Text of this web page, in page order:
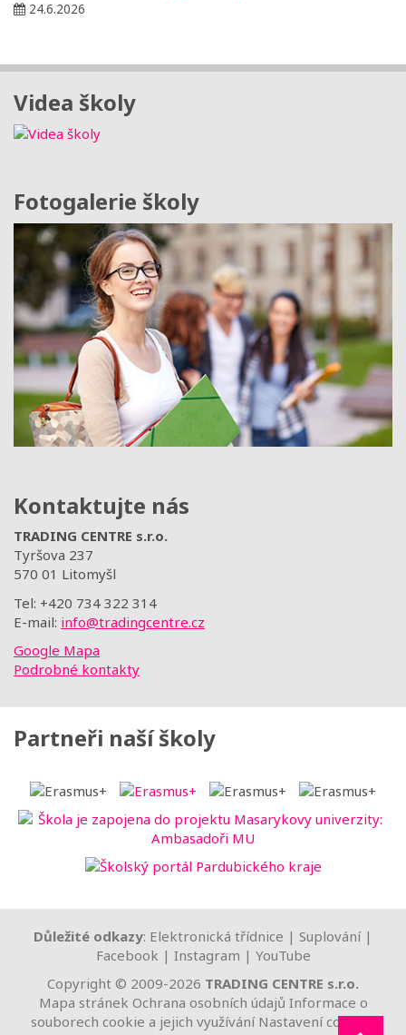
24.6.2026
Videa školy
Fotogalerie školy
Kontaktujte nás
TRADING CENTRE s.r.o.
Tyršova 237
570 01 Litomyšl
Tel: +420 734 322 314
E-mail: info@tradingcentre.cz
Google Mapa
Podrobné kontakty
Partneři naší školy
Důležité odkazy: Elektronická třídnice | Suplování |
Facebook | Instagram | YouTube
Copyright © 2009-2026 TRADING CENTRE s.r.o.
Mapa stránek Ochrana osobních údajů Informace o
souborech cookie a jejich využívání Nastavení cookies